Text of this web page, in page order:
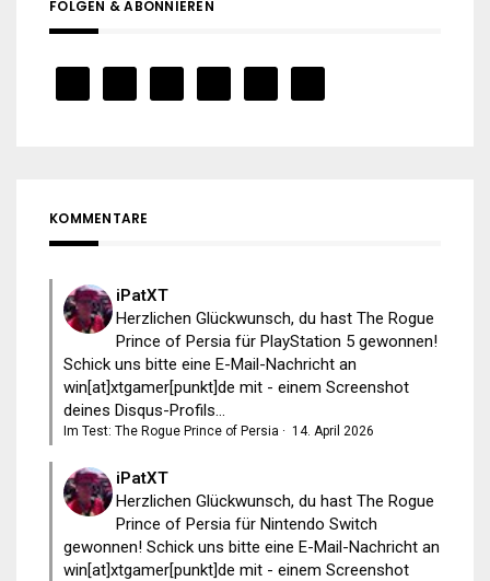
FOLGEN & ABONNIEREN
KOMMENTARE
iPatXT
Herzlichen Glückwunsch, du hast The Rogue
Prince of Persia für PlayStation 5 gewonnen!
Schick uns bitte eine E-Mail-Nachricht an
win[at]xtgamer[punkt]de mit - einem Screenshot
deines Disqus-Profils...
Im Test: The Rogue Prince of Persia · 14. April 2026
iPatXT
Herzlichen Glückwunsch, du hast The Rogue
Prince of Persia für Nintendo Switch
gewonnen! Schick uns bitte eine E-Mail-Nachricht an
win[at]xtgamer[punkt]de mit - einem Screenshot